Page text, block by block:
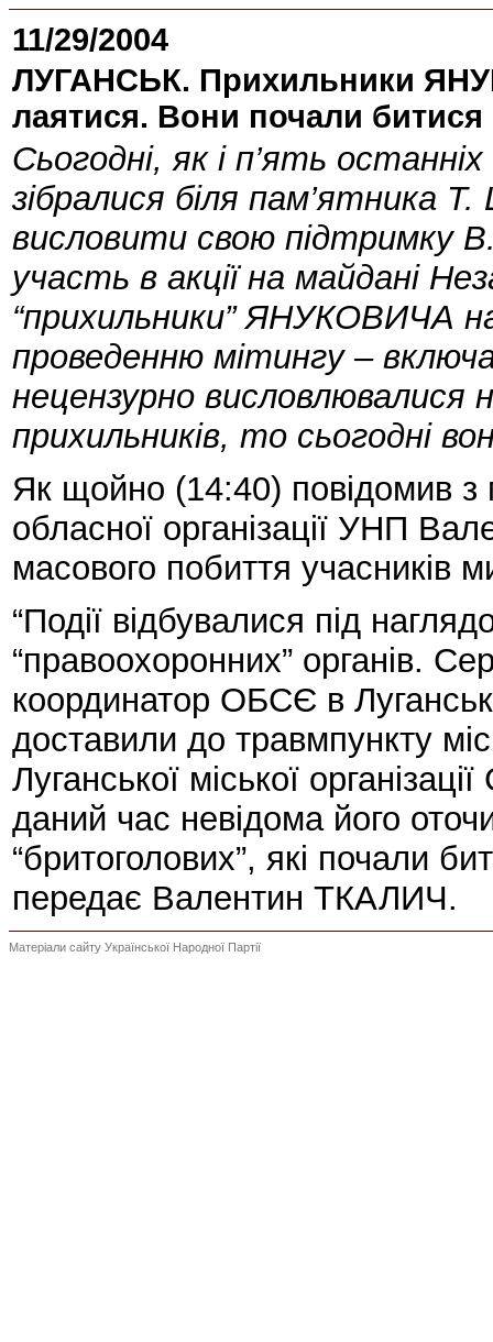
11/29/2004
ЛУГАНСЬК. Прихильники
лаятися. Вони почали битися
Сьогодні, як і п’ять
зібралися біля пам’ятника
висловити свою підтримку
участь в акції на майдані
“прихильники” ЯНУКОВИЧА
проведенню мітингу –
нецензурно
прихильників, то сьогодні
Як щойно (14:40) повідомив з
обласної організації УНП
масового побиття учасників
“Події відбувалися під
“правоохоронних” органів.
координатор ОБСЄ в
доставили до травмпункту
Луганської міської
даний час невідома його
“бритоголових”, які почали
передає Валентин ТКАЛИЧ.
Матеріали сайту Української Народної Партії